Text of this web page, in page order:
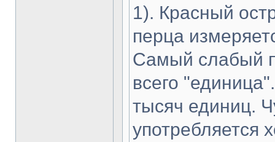
1). Красный
перца
Самый слабый
всего
тысяч единиц.
употребляется